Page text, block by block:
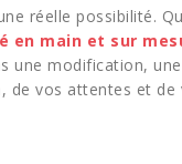
réelle possibilité.
en main et sur
une modification,
de vos attentes et de